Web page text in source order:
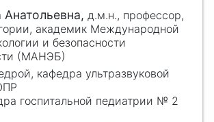
Анатольевна, д.м.н., профессор,
академик Международной
и безопасности
(МАНЭБ)
кафедра ультразвуковой
госпитальной педиатрии № 2